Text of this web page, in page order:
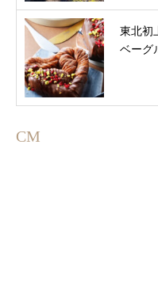
東北初
ベーグ
CM